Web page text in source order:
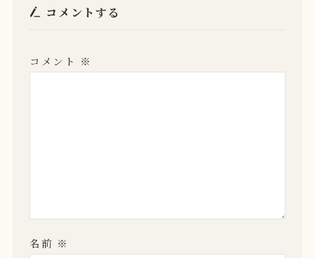
コメントする
コメント ※
名前 ※